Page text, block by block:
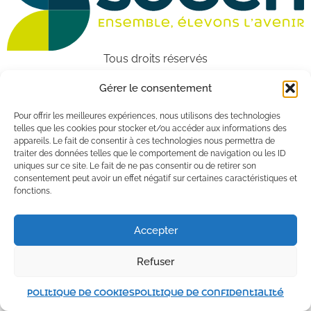
Gérer le consentement
Pour offrir les meilleures expériences, nous utilisons des technologies
telles que les cookies pour stocker et/ou accéder aux informations des
appareils. Le fait de consentir à ces technologies nous permettra de
traiter des données telles que le comportement de navigation ou les ID
uniques sur ce site. Le fait de ne pas consentir ou de retirer son
consentement peut avoir un effet négatif sur certaines caractéristiques et
fonctions.
Accepter
Refuser
Politique de cookiesPolitique de confidentialité
Tous droits réservés